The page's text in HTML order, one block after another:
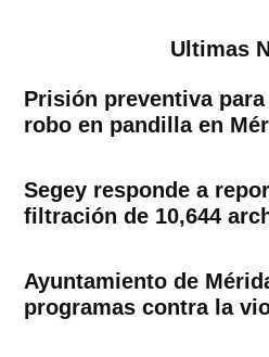
Ultimas
Prisión preventiva
robo en pandilla en
Segey responde a
filtración de 10,644
Ayuntamiento de
programas contra la